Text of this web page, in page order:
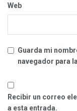
Web
Guarda mi
navegador para
Recibir un correo
a esta entrada.